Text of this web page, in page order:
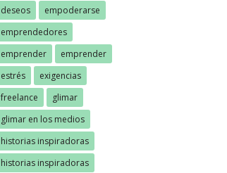
deseos
empoderarse
emprendedores
emprender
emprender
estrés
exigencias
freelance
glimar
glimar en los medios
historias inspiradoras
historias inspiradoras